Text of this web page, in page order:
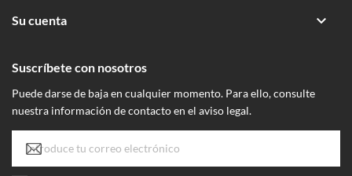
Su cuenta 
Suscríbete con nosotros
Puede darse de baja en cualquier momento. Para ello, consulte
nuestra información de contacto en el aviso legal.